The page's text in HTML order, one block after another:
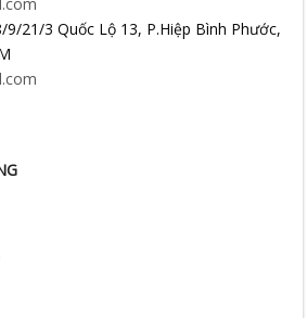
9/21/3 Quốc Lộ 13, P.Hiệp Bình Phước,